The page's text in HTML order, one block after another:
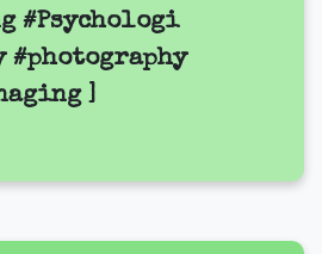
#Psychologi
]